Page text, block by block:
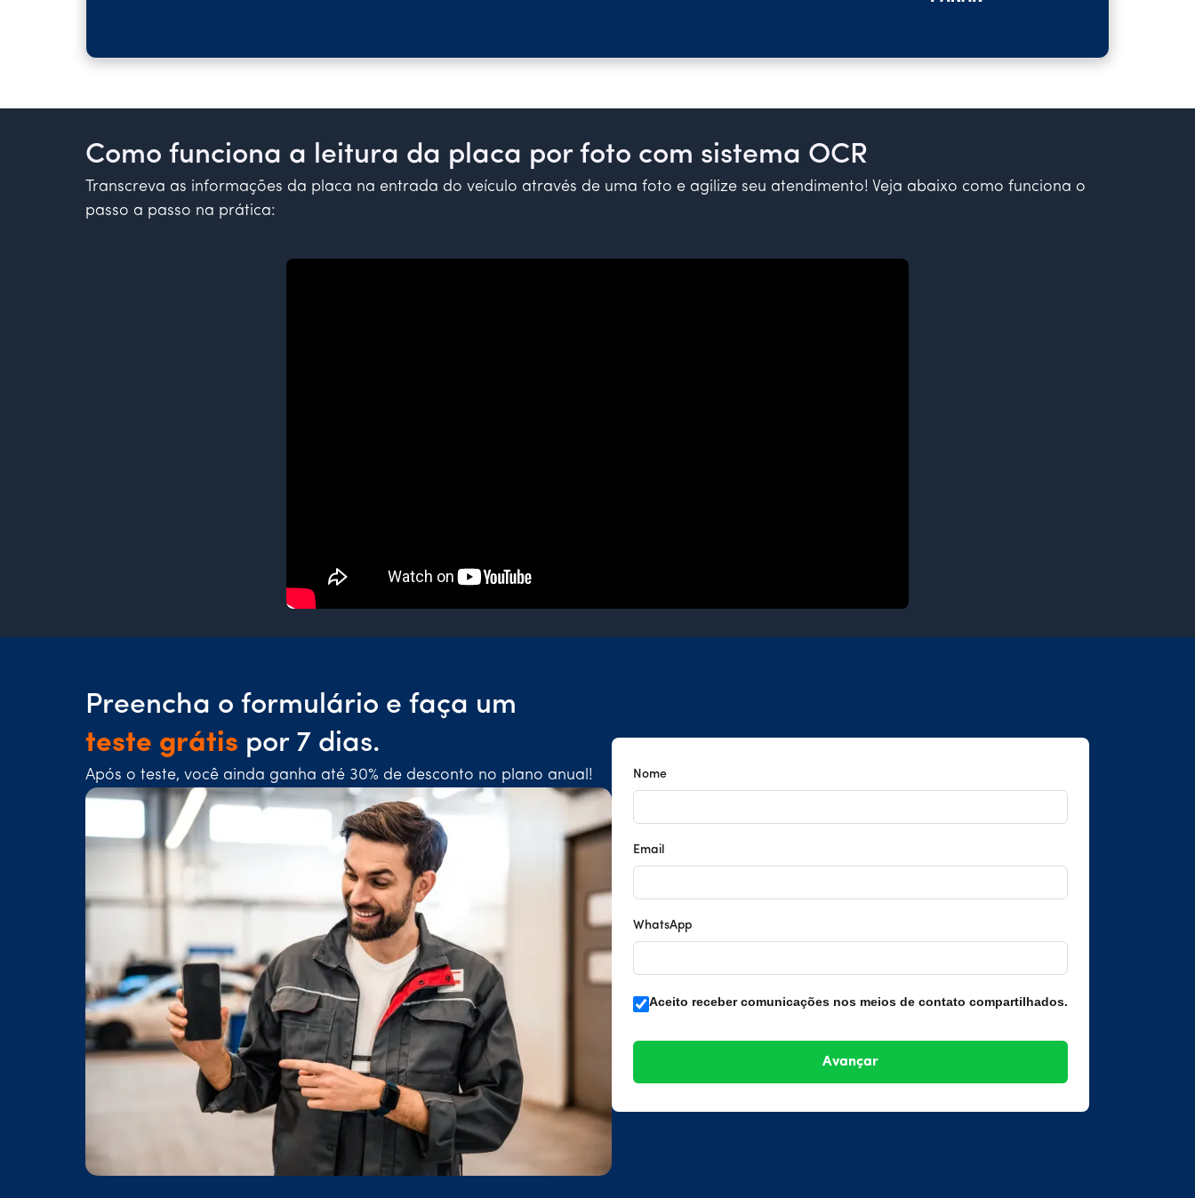
Como funciona a leitura da placa por foto com sistema OCR
Transcreva as informações da placa na entrada do veículo através de uma foto e agilize seu atendimento! Veja abaixo como funciona o
passo a passo na prática:
Preencha o formulário e faça um
teste grátis por 7 dias.
Após o teste, você ainda ganha até 30% de desconto no plano anual! Nome
Email
WhatsApp
Aceito receber comunicações nos meios de contato compartilhados.